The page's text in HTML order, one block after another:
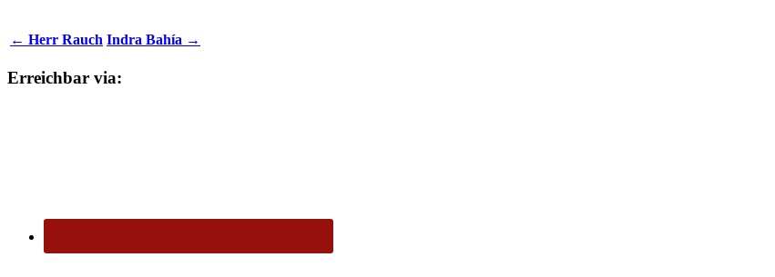
← Herr Rauch Indra Bahía →
Erreichbar via: